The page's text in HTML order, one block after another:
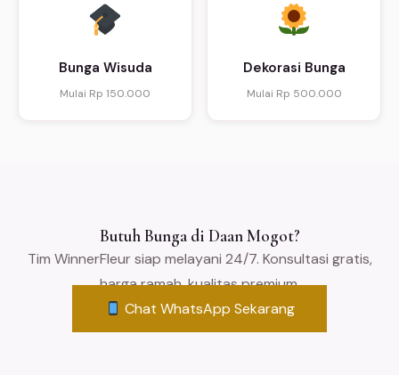
Bunga Wisuda
Mulai Rp 150.000
Dekorasi Bunga
Mulai Rp 500.000
Butuh Bunga di Daan Mogot?
Tim WinnerFleur siap melayani 24/7. Konsultasi gratis,
harga ramah, kualitas premium.
Chat WhatsApp Sekarang